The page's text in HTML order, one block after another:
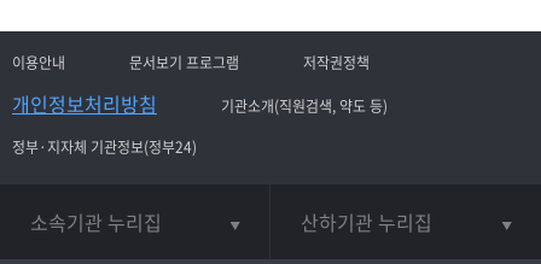
이용안내 문서보기 프로그램 저작권정책
개인정보처리방침
기관소개(직원검색, 약도 등)
정부·지자체 기관정보(정부24)
소속기관 누리집 산하기관 누리집